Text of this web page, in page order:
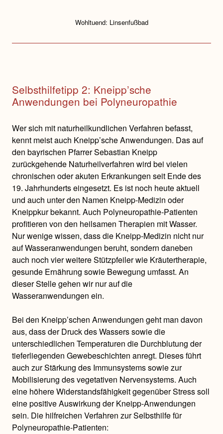
Wohltuend: Linsenfußbad
Selbsthilfetipp 2: Kneipp’sche
Anwendungen bei Polyneuropathie
Wer sich mit naturheilkundlichen Verfahren befasst,
kennt meist auch Kneipp’sche Anwendungen. Das auf
den bayrischen Pfarrer Sebastian Kneipp
zurückgehende Naturheilverfahren wird bei vielen
chronischen oder akuten Erkrankungen seit Ende des
19. Jahrhunderts eingesetzt. Es ist noch heute aktuell
und auch unter den Namen Kneipp-Medizin oder
Kneippkur bekannt. Auch Polyneuropathie-Patienten
profitieren von den heilsamen Therapien mit Wasser.
Nur wenige wissen, dass die Kneipp-Medizin nicht nur
auf Wasseranwendungen beruht, sondern daneben
auch noch vier weitere Stützpfeiler wie Kräutertherapie,
gesunde Ernährung sowie Bewegung umfasst. An
dieser Stelle gehen wir nur auf die
Wasseranwendungen ein.
Bei den Kneipp’schen Anwendungen geht man davon
aus, dass der Druck des Wassers sowie die
unterschiedlichen Temperaturen die Durchblutung der
tieferliegenden Gewebeschichten anregt. Dieses führt
auch zur Stärkung des Immunsystems sowie zur
Mobilisierung des vegetativen Nervensystems. Auch
eine höhere Widerstandsfähigkeit gegenüber Stress soll
eine positive Auswirkung der Kneipp-Anwendungen
sein. Die hilfreichen Verfahren zur Selbsthilfe für
Polyneuropathie-Patienten: